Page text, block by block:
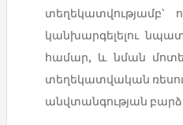
կանխարգելելու
համար, և նման
տեղեկատվական
անվտանգության